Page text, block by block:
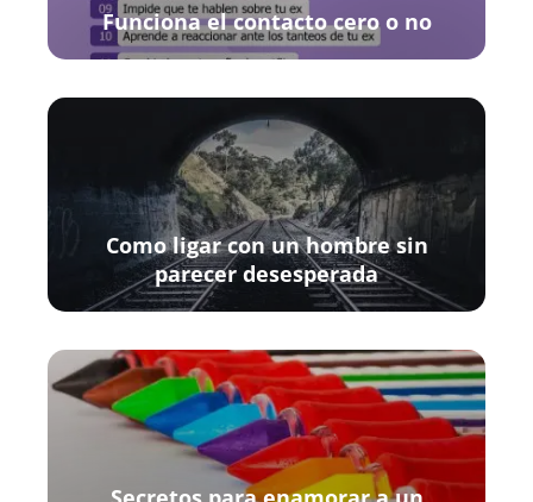
Funciona el contacto cero o no
Como ligar con un hombre sin
parecer desesperada